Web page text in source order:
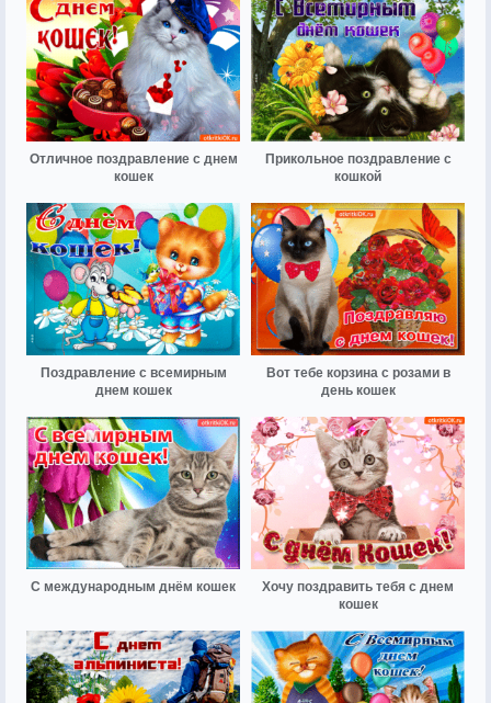
Отличное поздравление с днем
кошек
Прикольное поздравление с
кошкой
Поздравление с всемирным
днем кошек
Вот тебе корзина с розами в
день кошек
С международным днём кошек
Хочу поздравить тебя с днем
кошек